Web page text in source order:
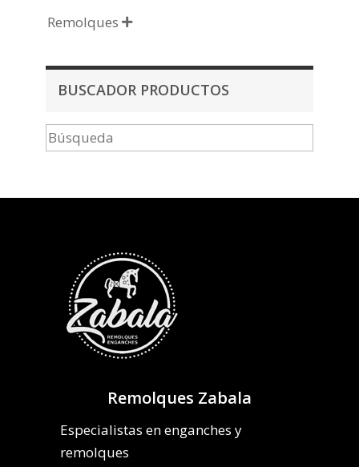
Remolques 
BUSCADOR PRODUCTOS
Remolques Zabala
Especialistas en enganches y
remolques